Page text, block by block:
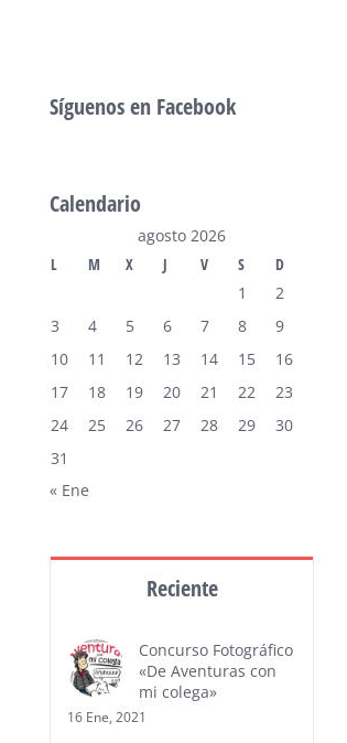
Síguenos en Facebook
Calendario
agosto 2026
L
M X J V S
D
1
2
3
4 5 6 7 8
9
10
11 12 13 14 15
16
17
18 19 20 21 22
23
24
25 26 27 28 29
30
31
« Ene
Reciente
Concurso Fotográfico
«De Aventuras con
mi colega»
16 Ene, 2021